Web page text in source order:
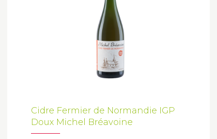
Cidre Fermier de Normandie IGP
Doux Michel Bréavoine